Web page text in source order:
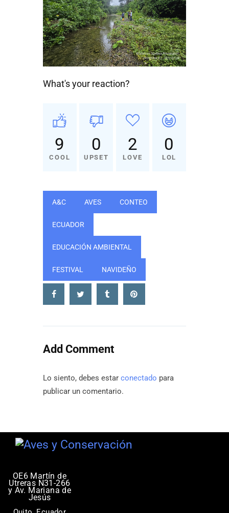
What's your reaction?
9
COOL
0
UPSET
2
LOVE
0
LOL
A&C AVES CONTEO
ECUADOR
EDUCACIÓN AMBIENTAL
FESTIVAL NAVIDEÑO
Add Comment
Lo siento, debes estar conectado para
publicar un comentario.
OE6 Martín de
Utreras N31-266
y Av. Mariana de
Jesús